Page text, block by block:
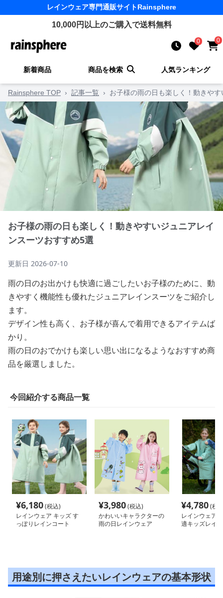
レインウェア専門通販サイトRainsphere
10,000円以上のご購入で送料無料
0 0
新着商品 商品を検索 人気ランキング
Rainsphere TOP › 記事一覧 › お子様の雨の日も楽しく！動きや
お子様の雨の日も楽しく！動きやすいジュニアレイ
ンスーツおすすめ5選
更新日 2026-07-10
雨の日のお出かけも快適に過ごしたいお子様のために、動
きやすく機能性も優れたジュニアレインスーツをご紹介し
ます。
デザイン性も高く、お子様が喜んで着用できるアイテムば
かり。
雨の日のおでかけも楽しい思い出になるようなおすすめ商
品を厳選しました。
今回紹介する商品一覧
¥6,180(税込)
レインウェア キッズ す
っぽりレインコート
¥3,980(税込)
かわいいキャラクターの
雨の日レインウェア
¥4,780(税
レインウェア
適キッズレイ
用途別に押さえたいレインウェアの基本形状